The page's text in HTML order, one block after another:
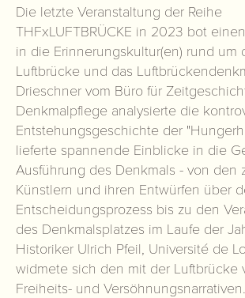
Die letzte Veranstaltung der Reihe
THFxLUFTBRÜCKE in 2023 bot
in die Erinnerungskultur(en) rund um
Luftbrücke und das
Drieschner vom Büro für
Denkmalpflege analysierte die
Entstehungsgeschichte der
lieferte spannende Einblicke in die
Ausführung des Denkmals - von den
Künstlern und ihren Entwürfen über
Entscheidungsprozess bis zu den
des Denkmalsplatzes im Laufe der
Historiker Ulrich Pfeil, Université de
widmete sich den mit der Luftbrücke
Freiheits- und Versöhnungsnarrativen.